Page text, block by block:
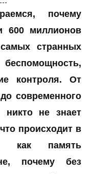
почему
600 миллионов
странных
контроля. От
современного
не знает
происходит в
как память
почему без